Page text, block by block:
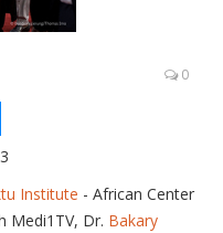
0
Institute - African Center
Medi1TV, Dr. Bakary